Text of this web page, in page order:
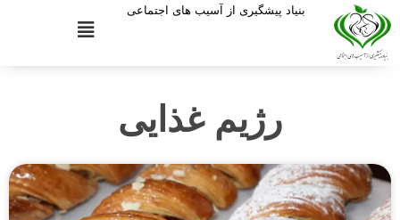
بنیاد پیشگیری از آسیب های اجتماعی
رژیم غذایی